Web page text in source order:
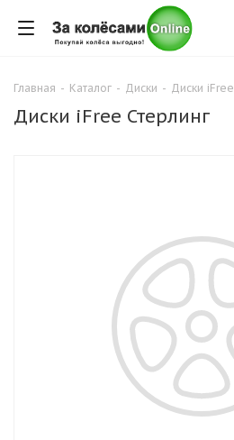
Главная - Каталог - Диски - Диски iFree
Диски iFree Стерлинг